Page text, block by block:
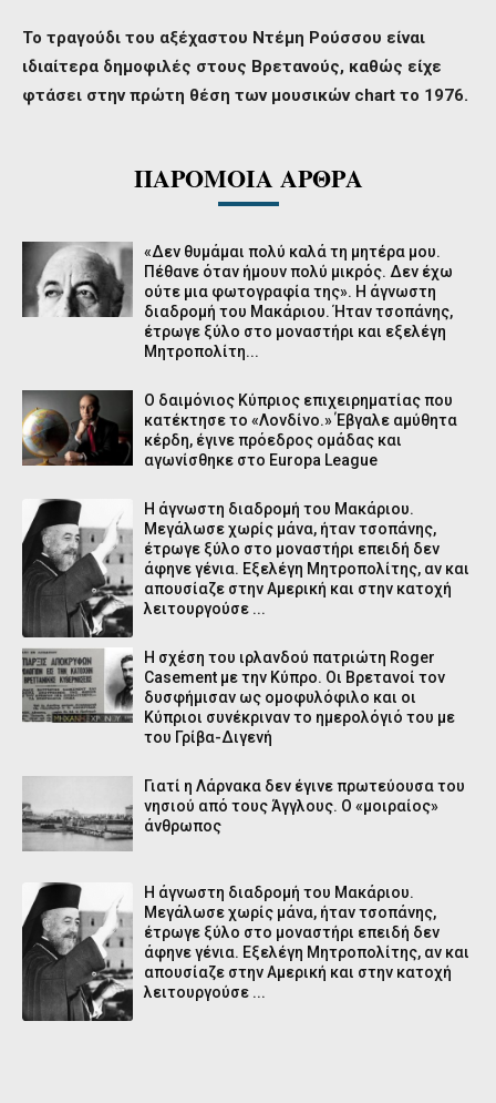
Το τραγούδι του αξέχαστου Ντέμη Ρούσσου είναι
ιδιαίτερα δημοφιλές στους Βρετανούς, καθώς είχε
φτάσει στην πρώτη θέση των μουσικών chart το 1976.
ΠΑΡΟΜΟΙΑ ΑΡΘΡΑ
«Δεν θυμάμαι πολύ καλά τη μητέρα μου.
Πέθανε όταν ήμουν πολύ μικρός. Δεν έχω
ούτε μια φωτογραφία της». Η άγνωστη
διαδρομή του Μακάριου. Ήταν τσοπάνης,
έτρωγε ξύλο στο μοναστήρι και εξελέγη
Μητροπολίτη...
Ο δαιμόνιος Κύπριος επιχειρηματίας που
κατέκτησε το «Λονδίνο.» Έβγαλε αμύθητα
κέρδη, έγινε πρόεδρος ομάδας και
αγωνίσθηκε στο Europa League
Η άγνωστη διαδρομή του Μακάριου.
Μεγάλωσε χωρίς μάνα, ήταν τσοπάνης,
έτρωγε ξύλο στο μοναστήρι επειδή δεν
άφηνε γένια. Εξελέγη Μητροπολίτης, αν και
απουσίαζε στην Αμερική και στην κατοχή
λειτουργούσε ...
Η σχέση του ιρλανδού πατριώτη Roger
Casement με την Κύπρο. Οι Βρετανοί τον
δυσφήμισαν ως ομοφυλόφιλο και οι
Κύπριοι συνέκριναν το ημερολόγιό του με
του Γρίβα-Διγενή
Γιατί η Λάρνακα δεν έγινε πρωτεύουσα του
νησιού από τους Άγγλους. Ο «μοιραίος»
άνθρωπος
Η άγνωστη διαδρομή του Μακάριου.
Μεγάλωσε χωρίς μάνα, ήταν τσοπάνης,
έτρωγε ξύλο στο μοναστήρι επειδή δεν
άφηνε γένια. Εξελέγη Μητροπολίτης, αν και
απουσίαζε στην Αμερική και στην κατοχή
λειτουργούσε ...